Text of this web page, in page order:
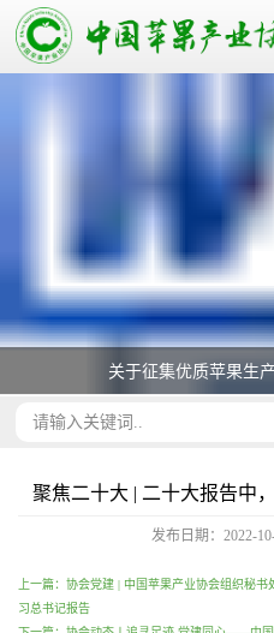
关于征集优质苹果生
聚焦二十大 | 二十大报告中
发布日期：2022-
上一篇：协会党建 | 中国苹果产业协会组织秘
习总书记报告